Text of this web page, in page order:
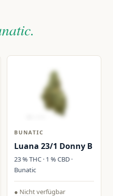
BUNATIC
Luana 23/1 Donny B
23 % THC · 1 % CBD ·
Bunatic
● Nicht verfügbar